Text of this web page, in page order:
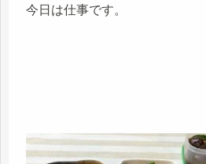
今日は仕事です。